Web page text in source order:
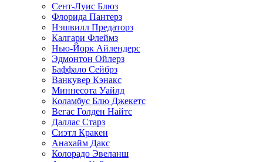
Сент-Луис Блюз
Флорида Пантерз
Нэшвилл Предаторз
Калгари Флеймз
Нью-Йорк Айлендерс
Эдмонтон Ойлерз
Баффало Сейбрз
Ванкувер Кэнакс
Миннесота Уайлд
Коламбус Блю Джекетс
Вегас Голден Найтс
Даллас Старз
Сиэтл Кракен
Анахайм Дакс
Колорадо Эвеланш